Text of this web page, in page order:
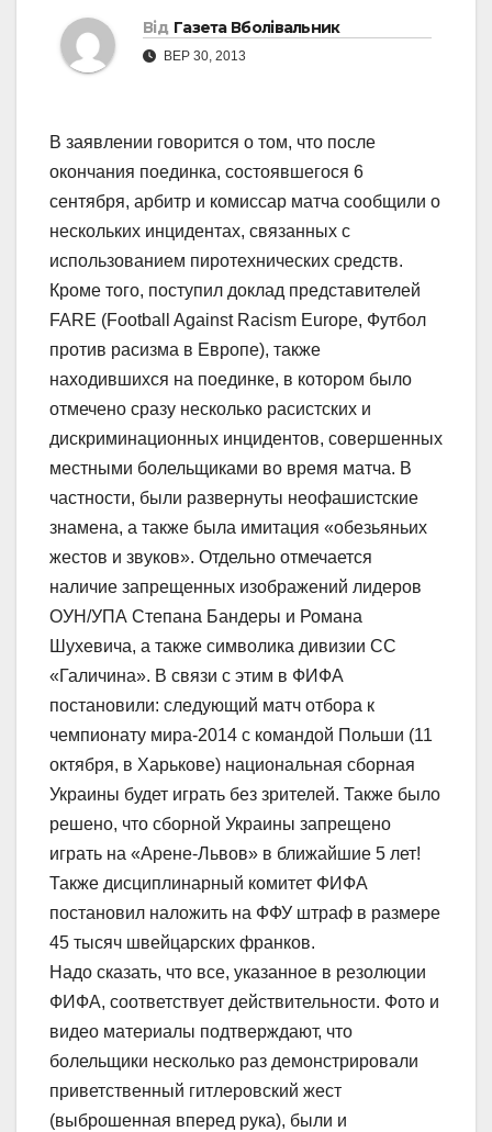
Від Газета Вболівальник
ВЕР 30, 2013
В заявлении говорится о том, что после
окончания поединка, состоявшегося 6
сентября, арбитр и комиссар матча сообщили о
нескольких инцидентах, связанных с
использованием пиротехнических средств.
Кроме того, поступил доклад представителей
FARE (Football Against Racism Europe, Футбол
против расизма в Европе), также
находившихся на поединке, в котором было
отмечено сразу несколько расистских и
дискриминационных инцидентов, совершенных
местными болельщиками во время матча. В
частности, были развернуты неофашистские
знамена, а также была имитация «обезьяньих
жестов и звуков». Отдельно отмечается
наличие запрещенных изображений лидеров
ОУН/УПА Степана Бандеры и Романа
Шухевича, а также символика дивизии СС
«Галичина». В связи с этим в ФИФА
постановили: следующий матч отбора к
чемпионату мира-2014 с командой Польши (11
октября, в Харькове) национальная сборная
Украины будет играть без зрителей. Также было
решено, что сборной Украины запрещено
играть на «Арене-Львов» в ближайшие 5 лет!
Также дисциплинарный комитет ФИФА
постановил наложить на ФФУ штраф в размере
45 тысяч швейцарских франков.
Надо сказать, что все, указанное в резолюции
ФИФА, соответствует действительности. Фото и
видео материалы подтверждают, что
болельщики несколько раз демонстрировали
приветственный гитлеровский жест
(выброшенная вперед рука), были и